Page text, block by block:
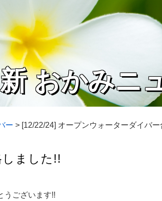
おかみニ
ー > [12/22/24] オープンウォーターダイバ
ました!!
うございます!!